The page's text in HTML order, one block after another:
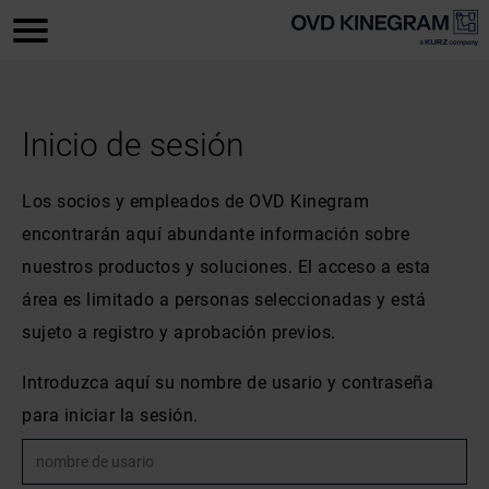
Inicio de sesión
Los socios y empleados de OVD Kinegram
encontrarán aquí abundante información sobre
nuestros productos y soluciones. El acceso a esta
área es limitado a personas seleccionadas y está
sujeto a registro y aprobación previos.
Introduzca aquí su nombre de usario y contraseña
para iniciar la sesión.